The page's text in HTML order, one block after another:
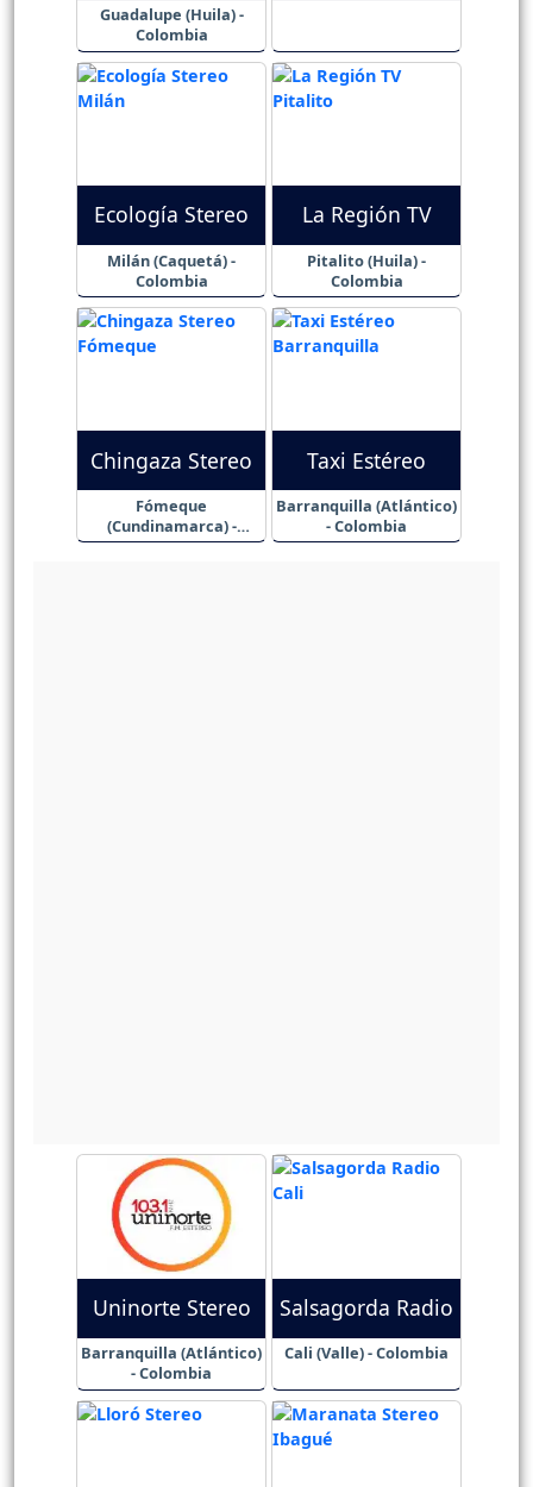
Guadalupe (Huila) -
Colombia
Ecología Stereo
Milán (Caquetá) -
Colombia
La Región TV
Pitalito (Huila) -
Colombia
Chingaza Stereo
Fómeque
(Cundinamarca) -
Colombia
Taxi Estéreo
Barranquilla (Atlántico)
- Colombia
Uninorte Stereo
Barranquilla (Atlántico)
- Colombia
Salsagorda Radio
Cali (Valle) - Colombia